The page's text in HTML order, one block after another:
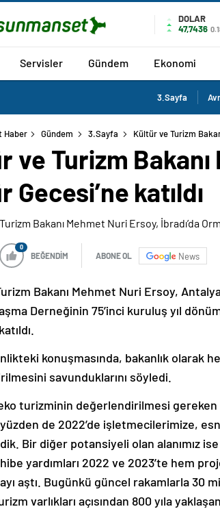
DOLAR
47,7436
Servisler Gündem Ekonomi
3.Sayfa
Haber Gündem 3.Sayfa Kültür ve Turizm
ve Turizm Bakanı
Gecesi’ne katıldı
0
BEĞENDİM ABONE OL News
Bakanı Mehmet Nuri Ersoy,
Derneğinin 75’inci kuruluş yıl
konuşmasında, bakanlık olarak
savunduklarını söyledi.
turizminin değerlendirilmesi
de 2022’de işletmecilerimize,
Bir diğer potansiyeli olan alanımız ise
hibe yardımları 2022 ve 2023’te hem
aştı. Bugünkü güncel rakamlarla 30
varlıkları açısından 800 yıla